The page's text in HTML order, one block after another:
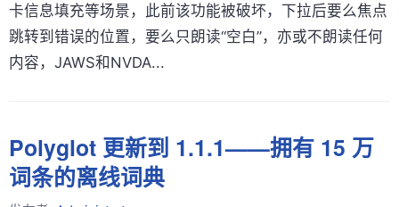
卡信息填充等场景，此前该功能被破坏，下拉后要么焦点
跳转到错误的位置，要么只朗读“空白”，亦或不朗读任何
内容，JAWS和NVDA...
Polyglot 更新到 1.1.1——拥有 15 万
词条的离线词典